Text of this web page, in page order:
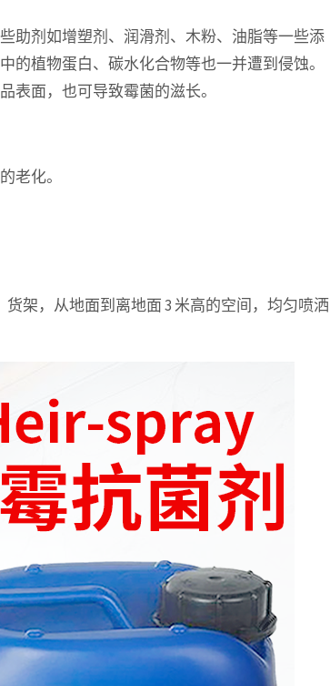
助剂如增塑剂、润滑剂、木粉、油脂等一些添
植物蛋白、碳水化合物等也一并遭到侵蚀。
表面，也可导致霉菌的滋长。
老化。
架，从地面到离地面 3 米高的空间，均匀喷洒